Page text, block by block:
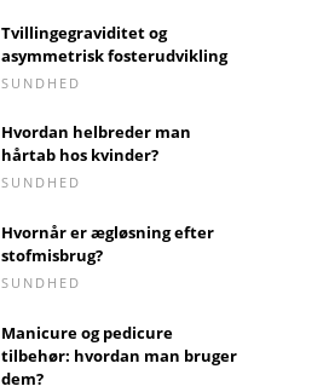
Tvillingegraviditet og
asymmetrisk fosterudvikling
SUNDHED
Hvordan helbreder man
hårtab hos kvinder?
SUNDHED
Hvornår er ægløsning efter
stofmisbrug?
SUNDHED
Manicure og pedicure
tilbehør: hvordan man bruger
dem?